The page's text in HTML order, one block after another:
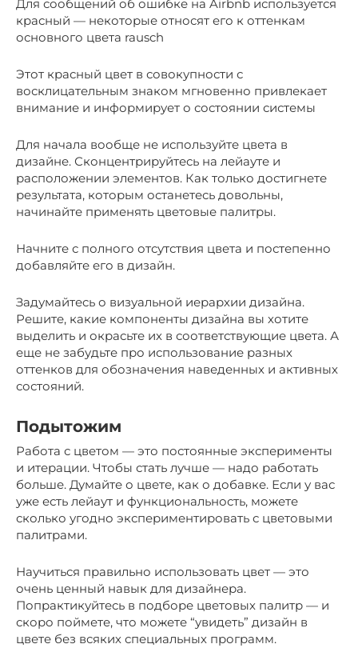
Для сообщений об ошибке на Airbnb используется
красный — некоторые относят его к оттенкам
основного цвета rausch
Этот красный цвет в совокупности с
восклицательным знаком мгновенно привлекает
внимание и информирует о состоянии системы
Для начала вообще не используйте цвета в
дизайне. Сконцентрируйтесь на лейауте и
расположении элементов. Как только достигнете
результата, которым останетесь довольны,
начинайте применять цветовые палитры.
Начните с полного отсутствия цвета и постепенно
добавляйте его в дизайн.
Задумайтесь о визуальной иерархии дизайна.
Решите, какие компоненты дизайна вы хотите
выделить и окрасьте их в соответствующие цвета. А
еще не забудьте про использование разных
оттенков для обозначения наведенных и активных
состояний.
Подытожим
Работа с цветом — это постоянные эксперименты
и итерации. Чтобы стать лучше — надо работать
больше. Думайте о цвете, как о добавке. Если у вас
уже есть лейаут и функциональность, можете
сколько угодно экспериментировать с цветовыми
палитрами.
Научиться правильно использовать цвет — это
очень ценный навык для дизайнера.
Попрактикуйтесь в подборе цветовых палитр — и
скоро поймете, что можете “увидеть” дизайн в
цвете без всяких специальных программ.